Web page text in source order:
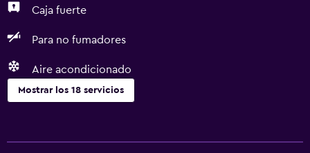
Caja fuerte
Para no fumadores
Aire acondicionado
Mostrar los 18 servicios
Caja fuerte